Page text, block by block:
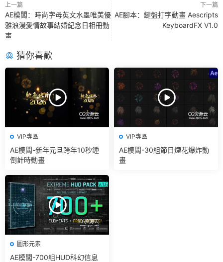
上一篇
AE模闆：時尚字母英文水墨唯美優
雅浪漫愛情故事結婚紀念日相冊動
畫
下一篇
AE腳本：鍵盤打字動畫 Aescripts
KeyboardFX V1.0
猜你喜歡
VIP專區
AE模闆-新年元旦跨年10秒鍾
倒計時動畫
VIP專區
AE模闆-30組節日煙花爆炸動
畫
圖形元素
AE模闆-700組HUD科幻信息